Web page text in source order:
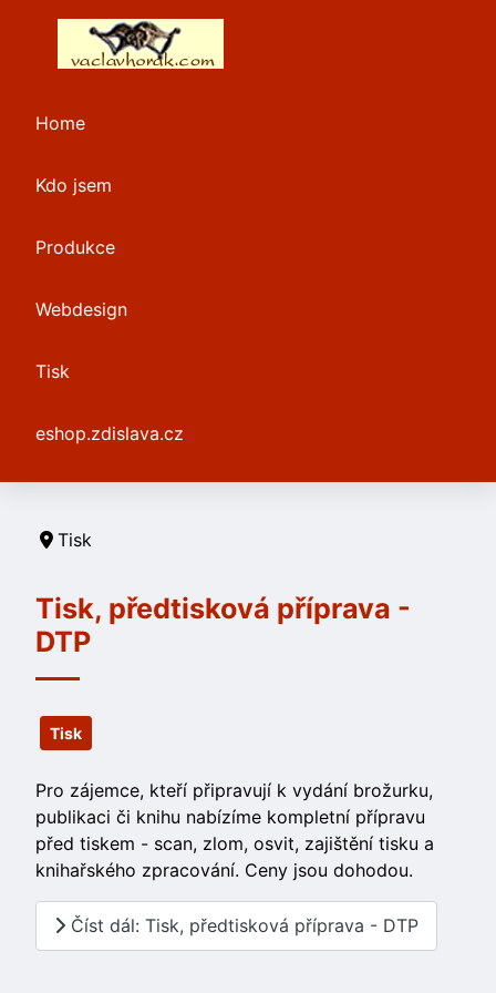
Home
Kdo jsem
Produkce
Webdesign
Tisk
eshop.zdislava.cz
Tisk
Tisk, předtisková příprava -
DTP
Tisk
Pro zájemce, kteří připravují k vydání brožurku,
publikaci či knihu nabízíme kompletní přípravu
před tiskem - scan, zlom, osvit, zajištění tisku a
knihařského zpracování. Ceny jsou dohodou.
Číst dál: Tisk, předtisková příprava - DTP